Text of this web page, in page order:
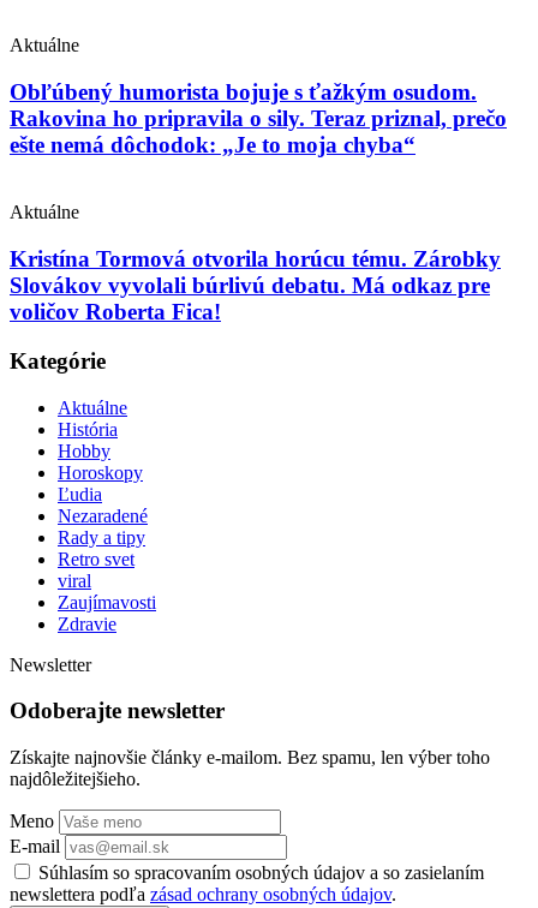
Aktuálne
Obľúbený humorista bojuje s ťažkým osudom.
Rakovina ho pripravila o sily. Teraz priznal, prečo
ešte nemá dôchodok: „Je to moja chyba“
Aktuálne
Kristína Tormová otvorila horúcu tému. Zárobky
Slovákov vyvolali búrlivú debatu. Má odkaz pre
voličov Roberta Fica!
Kategórie
Aktuálne
História
Hobby
Horoskopy
Ľudia
Nezaradené
Rady a tipy
Retro svet
viral
Zaujímavosti
Zdravie
Newsletter
Odoberajte newsletter
Získajte najnovšie články e-mailom. Bez spamu, len výber toho
najdôležitejšieho.
Meno
E-mail
Súhlasím so spracovaním osobných údajov a so zasielaním
newslettera podľa zásad ochrany osobných údajov.